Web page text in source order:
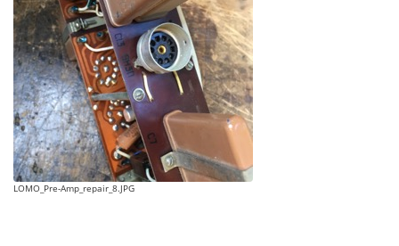
LOMO_Pre-Amp_repair_8.JPG